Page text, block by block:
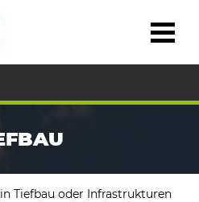
Tiefbau oder Infrastrukturen